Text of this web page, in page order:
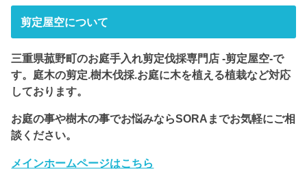
剪定屋空について
三重県菰野町のお庭手入れ剪定伐採専門店 -剪定屋空-で
す。庭木の剪定.樹木伐採.お庭に木を植える植栽など対応
しております。
お庭の事や樹木の事でお悩みならSORAまでお気軽にご相
談ください。
メインホームページはこちら